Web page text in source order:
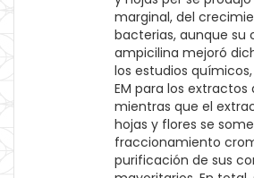
marginal, del
bacterias, aunque su
ampicilina mejoró
los estudios
EM para los
mientras que el
hojas y flores se
fraccionamiento
purificación de sus